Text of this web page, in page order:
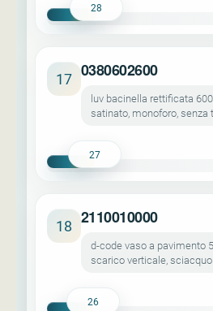
28
17 0380602600
luv bacinella rettificata
satinato, monoforo, senza
27
18 2110010000
d-code vaso a pavimento
scarico verticale, sciacquo
26